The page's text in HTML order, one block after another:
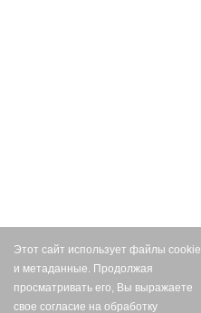
Этот сайт использует файлы cookie
и метаданные. Продолжая
просматривать его, Вы выражаете
свое согласие на обработку